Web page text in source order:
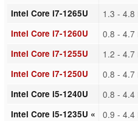
Intel Core i7-1265U 1.3 - 4.8
Intel Core i7-1260U 0.8 - 4.7
Intel Core i7-1255U 1.2 - 4.7
Intel Core i7-1250U 0.8 - 4.7
Intel Core i5-1240U 0.8 - 4.4
Intel Core i5-1235U « 0.9 - 4.4